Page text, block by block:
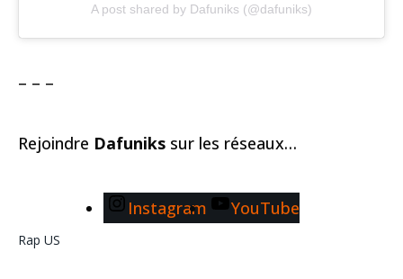
A post shared by Dafuniks (@dafuniks)
– – –
Rejoindre Dafuniks sur les réseaux…
Instagram YouTube
Rap US